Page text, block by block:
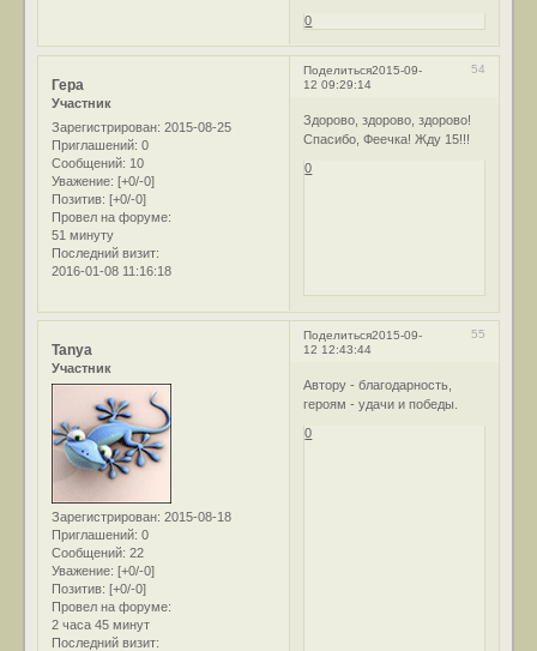
0
Поделиться 54
2015-09-
12 09:29:14
Гера
Участник
Зарегистрирован: 2015-08-25
Приглашений: 0
Сообщений: 10
Уважение: [+0/-0]
Позитив: [+0/-0]
Провел на форуме:
51 минуту
Последний визит:
2016-01-08 11:16:18
Здорово, здорово, здорово!
Спасибо, Феечка! Жду 15!!!
0
Поделиться 55
2015-09-
12 12:43:44
Tanya
Участник
Зарегистрирован: 2015-08-18
Приглашений: 0
Сообщений: 22
Уважение: [+0/-0]
Позитив: [+0/-0]
Провел на форуме:
2 часа 45 минут
Последний визит:
Автору - благодарность,
героям - удачи и победы.
0